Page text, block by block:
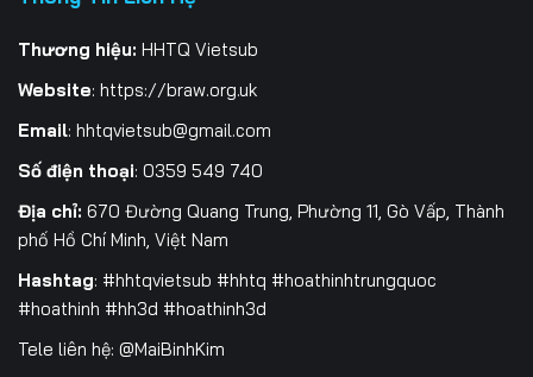
Thương hiệu: HHTQ Vietsub
Website: https://braw.org.uk
Email: hhtqvietsub@gmail.com
Số điện thoại: 0359 549 740
Địa chỉ: 670 Đường Quang Trung, Phường 11, Gò Vấp, Thành
phố Hồ Chí Minh, Việt Nam
Hashtag: #hhtqvietsub #hhtq #hoathinhtrungquoc
#hoathinh #hh3d #hoathinh3d
Tele liên hệ: @MaiBinhKim